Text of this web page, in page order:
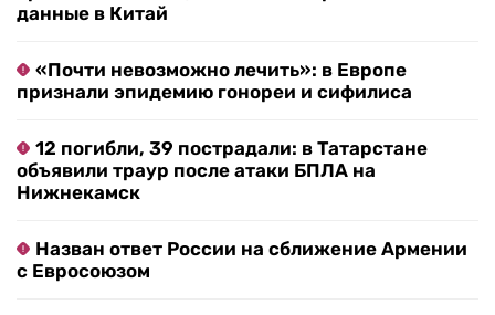
данные в Китай
«Почти невозможно лечить»: в Европе
признали эпидемию гонореи и сифилиса
12 погибли, 39 пострадали: в Татарстане
объявили траур после атаки БПЛА на
Нижнекамск
Назван ответ России на сближение Армении
с Евросоюзом